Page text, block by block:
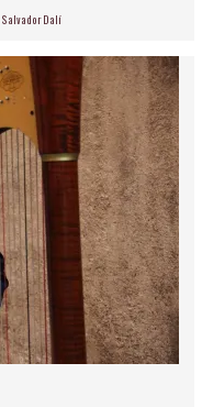
Salvador Dalí